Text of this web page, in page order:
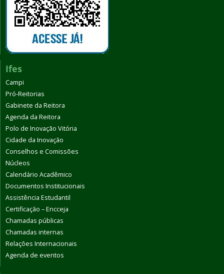
Ifes
Campi
Pró-Reitorias
Gabinete da Reitora
Agenda da Reitora
Polo de Inovação Vitória
Cidade da Inovação
Conselhos e Comissões
Núcleos
Calendário Acadêmico
Documentos Institucionais
Assistência Estudantil
Certificação – Encceja
Chamadas públicas
Chamadas internas
Relações Internacionais
Agenda de eventos